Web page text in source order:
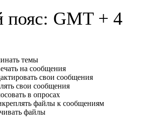
пояс: GMT + 4
темы
на сообщения
свои сообщения
свои сообщения
в опросах
файлы к сообщениям
файлы